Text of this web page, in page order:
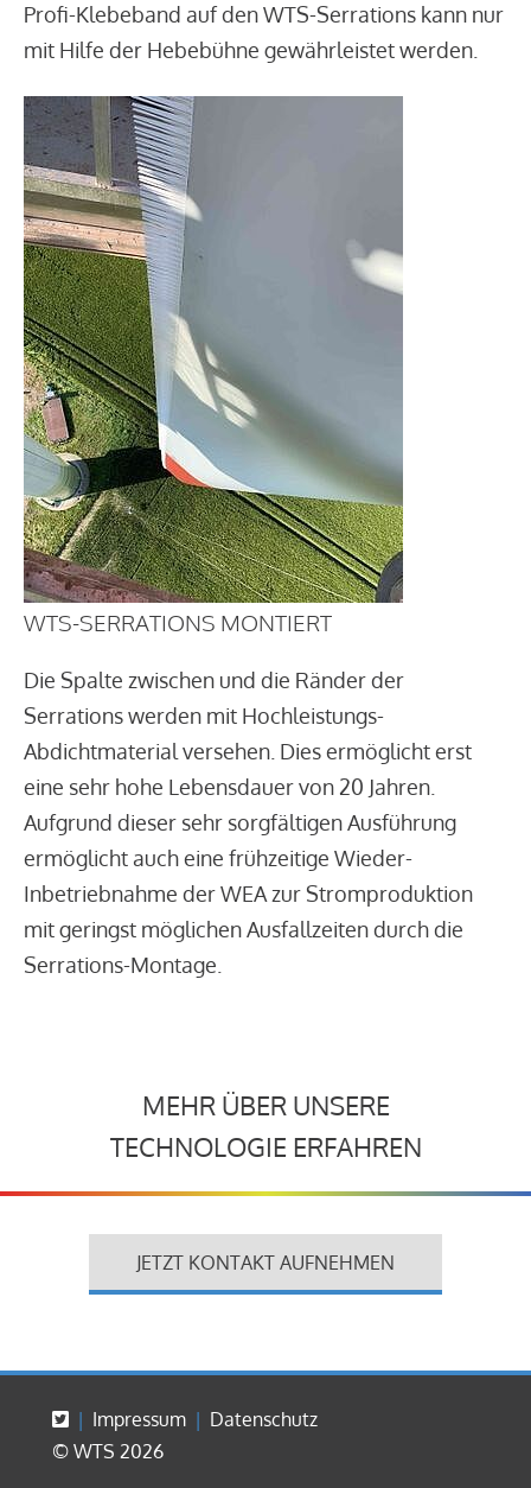
Profi-Klebeband auf den WTS-Serrations kann nur
mit Hilfe der Hebebühne gewährleistet werden.
WTS-SERRATIONS MONTIERT
Die Spalte zwischen und die Ränder der
Serrations werden mit Hochleistungs-
Abdichtmaterial versehen. Dies ermöglicht erst
eine sehr hohe Lebensdauer von 20 Jahren.
Aufgrund dieser sehr sorgfältigen Ausführung
ermöglicht auch eine frühzeitige Wieder-
Inbetriebnahme der WEA zur Stromproduktion
mit geringst möglichen Ausfallzeiten durch die
Serrations-Montage.
MEHR ÜBER UNSERE
TECHNOLOGIE ERFAHREN
JETZT KONTAKT AUFNEHMEN
Impressum
Datenschutz
© WTS 2026